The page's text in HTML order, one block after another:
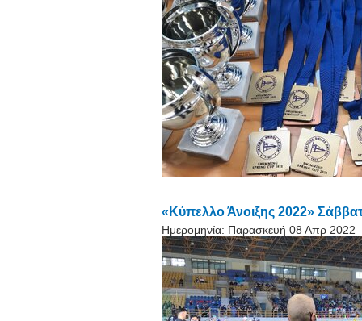
«Κύπελλο Άνοιξης 2022»
Ημερομηνία: Παρασκευή 08 Απρ 2022